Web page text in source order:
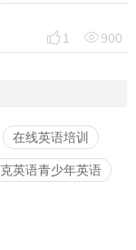
 1 900
在线英语培训
英语青少年英语